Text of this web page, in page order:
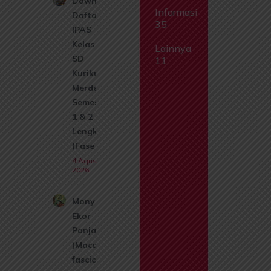
Daftar Isi
IPAS
Kelas 1
SD
Kurikulum
Merdeka
Semester
1 & 2
Lengkap
(Fase A)
4 Agustus
2026
Monyet
Ekor
Panjang
(Macaca
fascicularis):
Informasi
35
Lainnya
11